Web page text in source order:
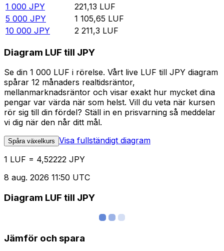
1 000 JPY 221,13 LUF
5 000 JPY 1 105,65 LUF
10 000 JPY 2 211,3 LUF
Diagram LUF till JPY
Se din 1 000 LUF i rörelse. Vårt live LUF till JPY diagram
spårar 12 månaders realtidsräntor,
mellanmarknadsräntor och visar exakt hur mycket dina
pengar var värda när som helst. Vill du veta när kursen
rör sig till din fördel? Ställ in en prisvarning så meddelar
vi dig när den når ditt mål.
Spåra växelkurs Visa fullständigt diagram
1 LUF = 4,52222 JPY
8 aug. 2026 11:50 UTC
Diagram LUF till JPY
Jämför och spara